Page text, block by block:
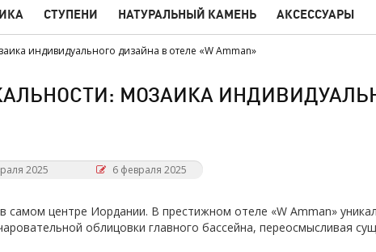
СТУПЕНИ НАТУРАЛЬНЫЙ КАМЕНЬ АКСЕССУАРЫ
индивидуального дизайна в отеле «W Amman»
МОЗАИКА
2025 6 февраля 2025
самом центре Иордании. В престижном отеле «W Amman»
облицовки главного бассейна, переосмысливая